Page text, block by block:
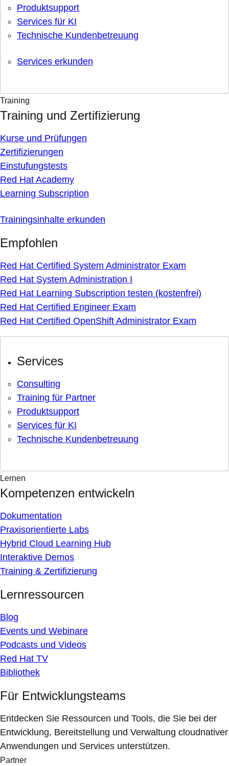
Produktsupport
Services für KI
Technische Kundenbetreuung
Services erkunden
Training
Training und Zertifizierung
Kurse und Prüfungen
Zertifizierungen
Einstufungstests
Red Hat Academy
Learning Subscription
Trainingsinhalte erkunden
Empfohlen
Red Hat Certified System Administrator Exam
Red Hat System Administration I
Red Hat Learning Subscription testen (kostenfrei)
Red Hat Certified Engineer Exam
Red Hat Certified OpenShift Administrator Exam
Services
Consulting
Training für Partner
Produktsupport
Services für KI
Technische Kundenbetreuung
Lernen
Kompetenzen entwickeln
Dokumentation
Praxisorientierte Labs
Hybrid Cloud Learning Hub
Interaktive Demos
Training & Zertifizierung
Lernressourcen
Blog
Events und Webinare
Podcasts und Videos
Red Hat TV
Bibliothek
Für Entwicklungsteams
Entdecken Sie Ressourcen und Tools, die Sie bei der
Entwicklung, Bereitstellung und Verwaltung cloudnativer
Anwendungen und Services unterstützen.
Partner